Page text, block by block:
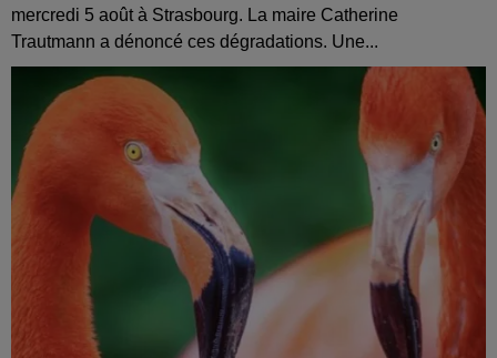
mercredi 5 août à Strasbourg. La maire Catherine
Trautmann a dénoncé ces dégradations. Une...